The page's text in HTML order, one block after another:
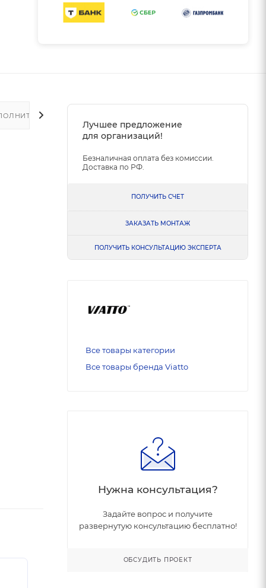
Лучшее предложение
для организаций!
Безналичная оплата без комиссии.
Доставка по РФ.
ПОЛУЧИТЬ СЧЕТ
ЗАКАЗАТЬ МОНТАЖ
ПОЛУЧИТЬ КОНСУЛЬТАЦИЮ ЭКСПЕРТА
Все товары категории
Все товары бренда Viatto
Нужна консультация?
Задайте вопрос и получите
развернутую консультацию бесплатно!
ОБСУДИТЬ ПРОЕКТ